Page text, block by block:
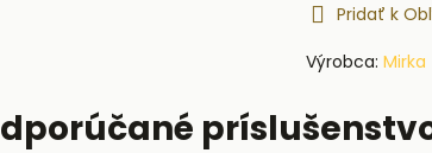
Pridať k
Výrobca: Mirka